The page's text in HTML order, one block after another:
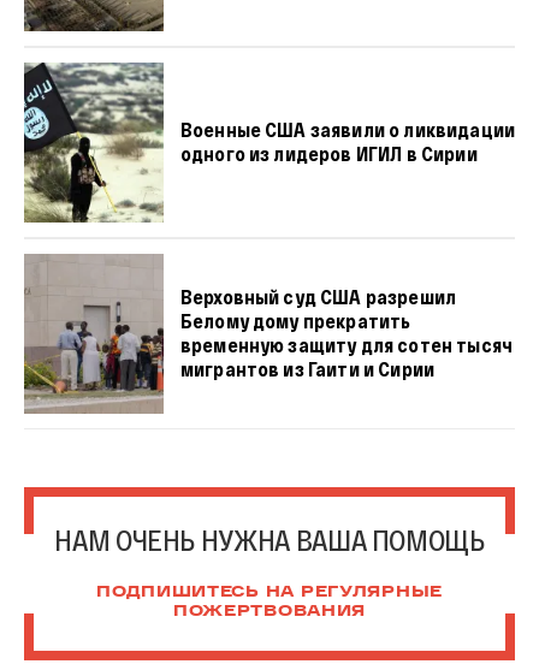
Военные США заявили о ликвидации
одного из лидеров ИГИЛ в Сирии
Верховный суд США разрешил
Белому дому прекратить
временную защиту для сотен тысяч
мигрантов из Гаити и Сирии
НАМ ОЧЕНЬ НУЖНА ВАША ПОМОЩЬ
ПОДПИШИТЕСЬ НА РЕГУЛЯРНЫЕ
ПОЖЕРТВОВАНИЯ